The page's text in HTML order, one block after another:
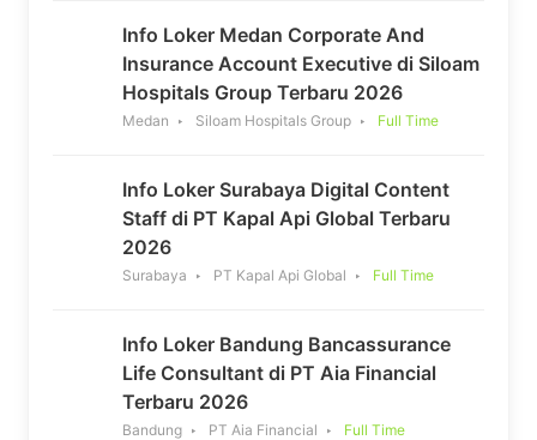
Info Loker Medan Corporate And
Insurance Account Executive di Siloam
Hospitals Group Terbaru 2026
Medan Siloam Hospitals Group Full Time
Info Loker Surabaya Digital Content
Staff di PT Kapal Api Global Terbaru
2026
Surabaya PT Kapal Api Global Full Time
Info Loker Bandung Bancassurance
Life Consultant di PT Aia Financial
Terbaru 2026
Bandung PT Aia Financial Full Time